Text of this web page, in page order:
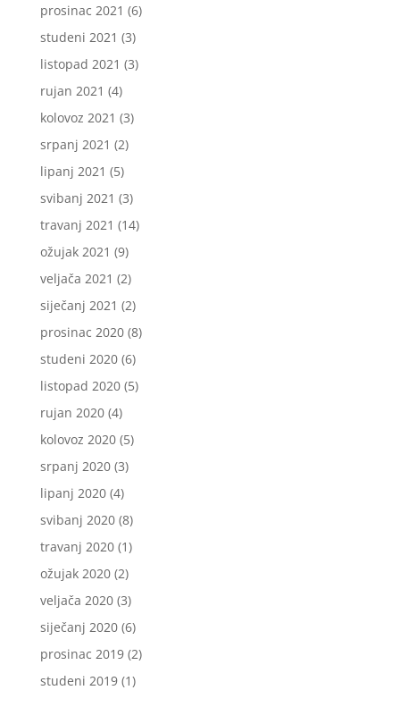
prosinac 2021 (6)
studeni 2021 (3)
listopad 2021 (3)
rujan 2021 (4)
kolovoz 2021 (3)
srpanj 2021 (2)
lipanj 2021 (5)
svibanj 2021 (3)
travanj 2021 (14)
ožujak 2021 (9)
veljača 2021 (2)
siječanj 2021 (2)
prosinac 2020(8)
studeni 2020(6)
listopad 2020(5)
rujan 2020(4)
kolovoz 2020(5)
srpanj 2020(3)
lipanj 2020(4)
svibanj 2020(8)
travanj 2020(1)
ožujak 2020(2)
veljača 2020(3)
siječanj 2020(6)
prosinac 2019(2)
studeni 2019(1)